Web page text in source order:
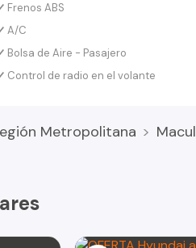
Frenos ABS
A/C
Bolsa de Aire - Pasajero
Control de radio en el volante
Metropolitana Macul